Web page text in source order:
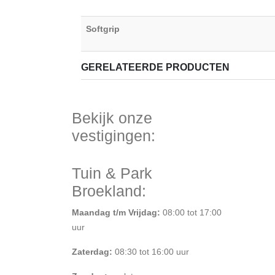
Softgrip
GERELATEERDE PRODUCTEN
Bekijk onze
vestigingen:
Tuin & Park
Broekland:
Maandag t/m Vrijdag: 08:00 tot 17:00
uur
Zaterdag: 08:30 tot 16:00 uur